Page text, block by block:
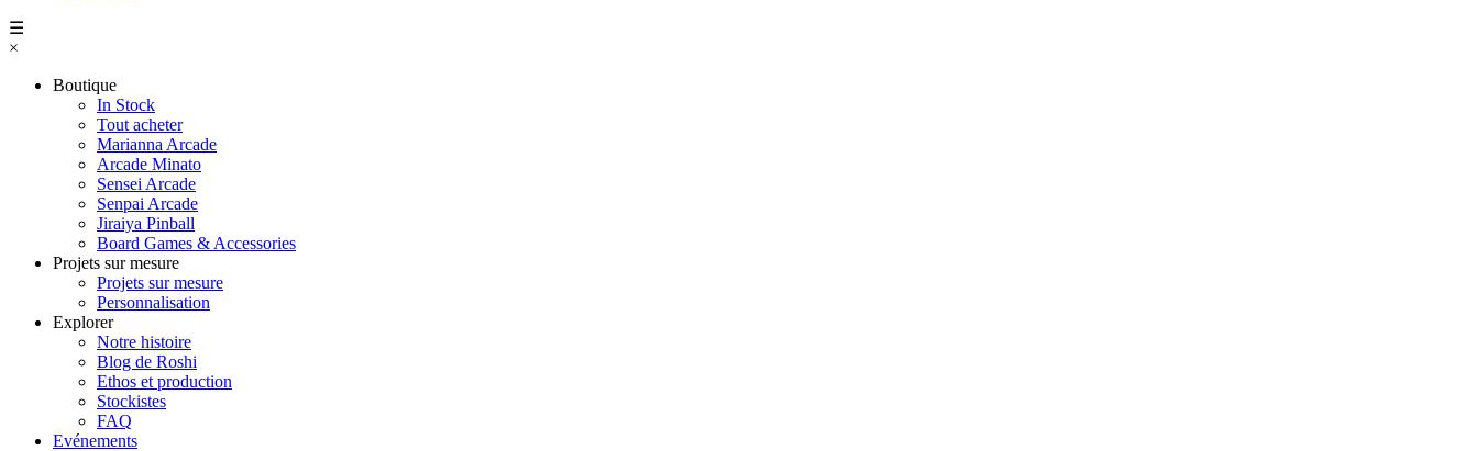
☰
×
Boutique
In Stock
Tout acheter
Marianna Arcade
Arcade Minato
Sensei Arcade
Senpai Arcade
Jiraiya Pinball
Board Games & Accessories
Projets sur mesure
Projets sur mesure
Personnalisation
Explorer
Notre histoire
Blog de Roshi
Ethos et production
Stockistes
FAQ
Evénements